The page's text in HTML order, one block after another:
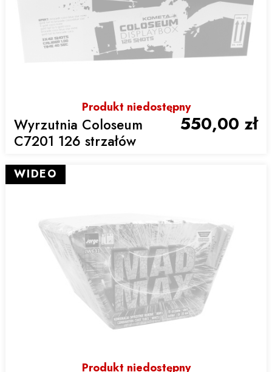
Produkt niedostępny
Wyrzutnia Coloseum
C7201 126 strzałów
550,00 zł
Produkt niedostępny
WIDEO